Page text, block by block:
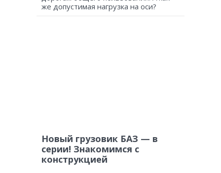
же допустимая нагрузка на оси?
Новый грузовик БАЗ — в
серии! Знакомимся с
конструкцией